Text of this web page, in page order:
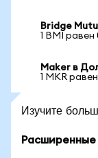
Bridge
1 BMI
Maker в
1 MKR равен
Изучите
Расширенные